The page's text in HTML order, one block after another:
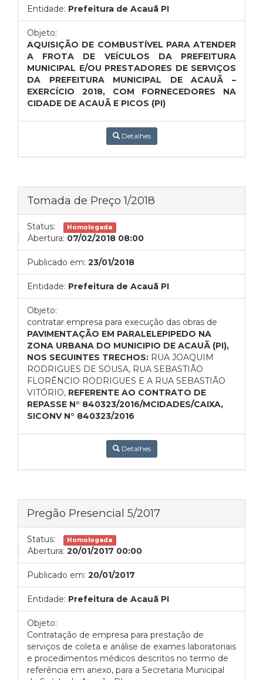
Entidade: Prefeitura de Acauã PI
Objeto:
AQUISIÇÃO DE COMBUSTÍVEL PARA ATENDER
A FROTA DE VEÍCULOS DA PREFEITURA
MUNICIPAL E/OU PRESTADORES DE SERVIÇOS
DA PREFEITURA MUNICIPAL DE ACAUÃ –
EXERCÍCIO 2018, COM FORNECEDORES NA
CIDADE DE ACAUÃ E PICOS (PI)
Detalhes
Tomada de Preço 1/2018
Status: Homologada
Abertura: 07/02/2018 08:00
Publicado em: 23/01/2018
Entidade: Prefeitura de Acauã PI
Objeto:
contratar empresa para execução das obras de
PAVIMENTAÇÃO EM PARALELEPIPEDO NA
ZONA URBANA DO MUNICIPIO DE ACAUÃ (PI),
NOS SEGUINTES TRECHOS: RUA JOAQUIM
RODRIGUES DE SOUSA, RUA SEBASTIÃO
FLORÊNCIO RODRIGUES E A RUA SEBASTIÃO
VITÓRIO, REFERENTE AO CONTRATO DE
REPASSE N° 840323/2016/MCIDADES/CAIXA,
SICONV N° 840323/2016
Detalhes
Pregão Presencial 5/2017
Status: Homologada
Abertura: 20/01/2017 00:00
Publicado em: 20/01/2017
Entidade: Prefeitura de Acauã PI
Objeto:
Contratação de empresa para prestação de
serviços de coleta e análise de exames laboratoriais
e procedimentos médicos descritos no termo de
referência em anexo, para a Secretaria Municipal